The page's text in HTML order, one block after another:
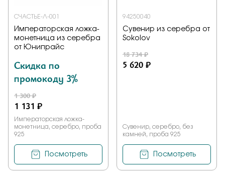
СЧАСТЬЕ-Л-001
Императорская ложка-
монетница из серебра
от Юнипрайс
Скидка по
промокоду 3%
1 300 ₽
1 131 ₽
Императорская ложка-
монетница, серебро, проба
925
Посмотреть
94250040
Сувенир из серебра от
Sokolov
18 734 ₽
5 620 ₽
Сувенир, серебро, без
камней, проба 925
Посмотреть